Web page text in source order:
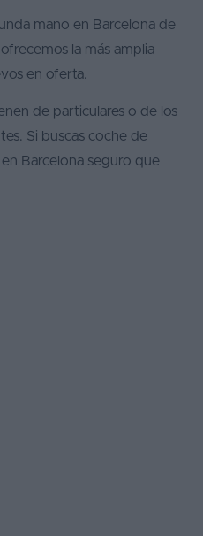
mano en Barcelona de
la más amplia
en oferta.
de particulares o de los
Si buscas coche de
Barcelona seguro que